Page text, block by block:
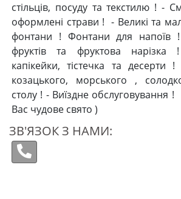
стільців, посуду та текстилю ! -
оформлені страви ! - Великі та
фонтани ! Фонтани для напоїв
фруктів та фруктова нарізка
капікейки, тістечка та
козацького, морського ,
столу ! - Виїздне обслуговування
Вас чудове свято )
ЗВ'ЯЗОК З НАМИ: